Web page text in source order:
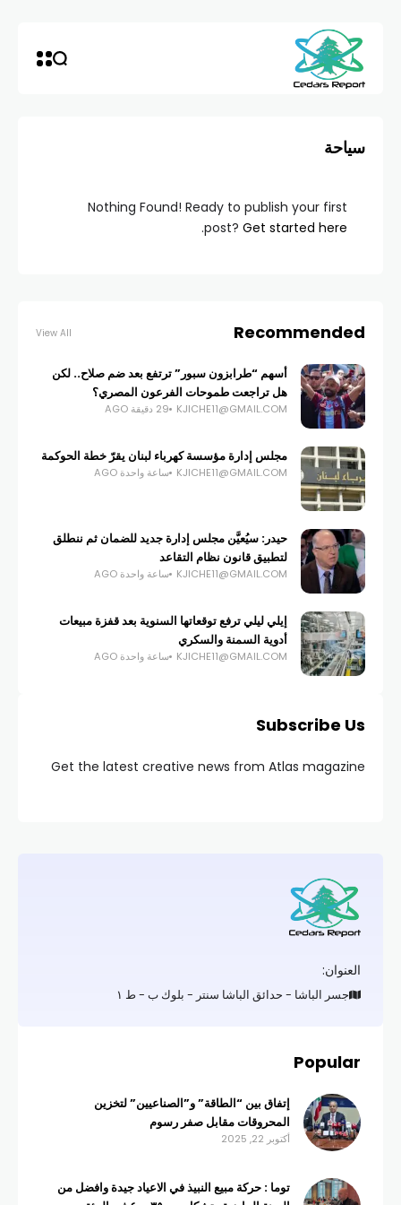
سياحة
Nothing Found! Ready to publish your first
post? Get started here
.
Recommended
View All
أسهم “طرابزون سبور” ترتفع بعد ضم صلاح.. لكن
هل تراجعت طموحات الفرعون المصري؟
KJICHE11@GMAIL.COM 29 دقيقة AGO
مجلس إدارة مؤسسة كهرباء لبنان يقرّ خطة الحوكمة
KJICHE11@GMAIL.COM ساعة واحدة AGO
حيدر: سيُعيَّن مجلس إدارة جديد للضمان ثم ننطلق
لتطبيق قانون نظام التقاعد
KJICHE11@GMAIL.COM ساعة واحدة AGO
إيلي ليلي ترفع توقعاتها السنوية بعد قفزة مبيعات
أدوية السمنة والسكري
KJICHE11@GMAIL.COM ساعة واحدة AGO
Subscribe Us
Get the latest creative news from Atlas magazine
العنوان:
جسر الباشا - حدائق الباشا سنتر - بلوك ب - ط ١
Popular
إتفاق بين “الطاقة” و”الصناعيين” لتخزين
المحروقات مقابل صفر رسوم
أكتوبر 22, 2025
توما : حركة مبيع النبيذ في الاعياد جيدة وافضل من